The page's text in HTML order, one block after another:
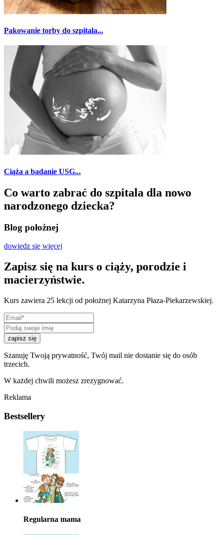
Pakowanie torby do szpitala...
Ciąża a badanie USG...
Co warto zabrać do szpitala dla nowo
narodzonego dziecka?
Blog położnej
dowiedz się więcej
Zapisz się na kurs o ciąży, porodzie i
macierzyństwie.
Kurs zawiera 25 lekcji od położnej Katarzyna Płaza-Piekarzewskiej.
zapisz się
Szanuję Twoją prywatność, Twój mail nie dostanie się do osób
trzecich.
W każdej chwili możesz zrezygnować.
Reklama
Bestsellery
Regularna mama